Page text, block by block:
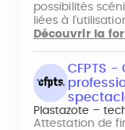
possibilités
liées à
Découvrir la
CFPTS
Plastazote –
Attestation de